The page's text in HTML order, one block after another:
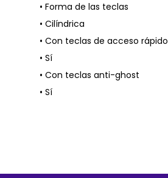
• Forma de las teclas
• Cilíndrica
• Con teclas de acceso rápido
• Sí
• Con teclas anti-ghost
• Sí